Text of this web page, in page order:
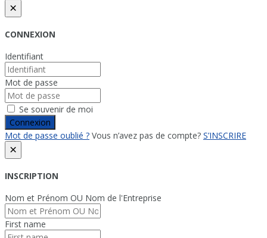
×
CONNEXION
Identifiant
Mot de passe
Se souvenir de moi
Connexion
Mot de passe oublié ? Vous n’avez pas de compte? S’INSCRIRE
×
INSCRIPTION
Nom et Prénom OU Nom de l'Entreprise
First name